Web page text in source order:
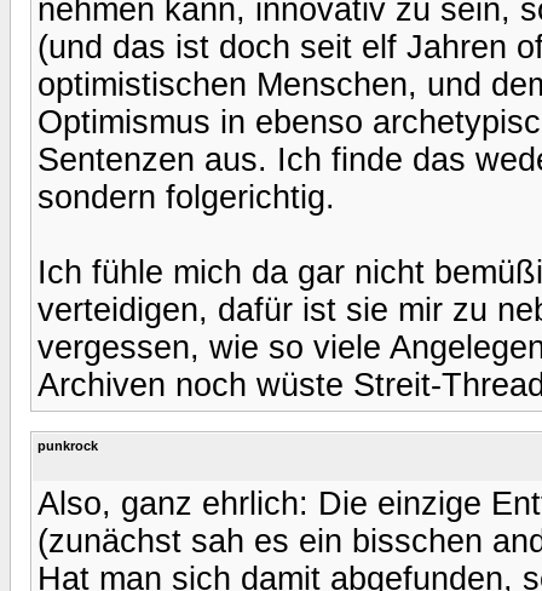
nehmen kann, innovativ zu sein,
(und das ist doch seit elf Jahren
optimistischen Menschen, und
Optimismus in ebenso
Sentenzen aus. Ich finde das
sondern folgerichtig.
Ich fühle mich da gar nicht
verteidigen, dafür ist sie mir zu
vergessen, wie so viele
Archiven noch wüste Streit-
punkrock
Also, ganz ehrlich: Die einzige
(zunächst sah es ein bisschen
Hat man sich damit abgefunden,